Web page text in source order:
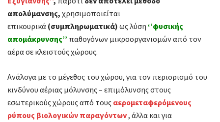
απολύμανσης, χρησιμοποιείται
επικουρικά (συμπληρωματικά) ως λύση ‘’φυσικής
απομάκρυνσης’’ παθογόνων μικροοργανισμών από τον
αέρα σε κλειστούς χώρους.
Ανάλογα με το μέγεθος του χώρου, για τον περιορισμό του
κινδύνου αέριας μόλυνσης – επιμόλυνσης στους
εσωτερικούς χώρους από τους αερομεταφερόμενους
ρύπους βιολογικών παραγόντων, άλλα και για